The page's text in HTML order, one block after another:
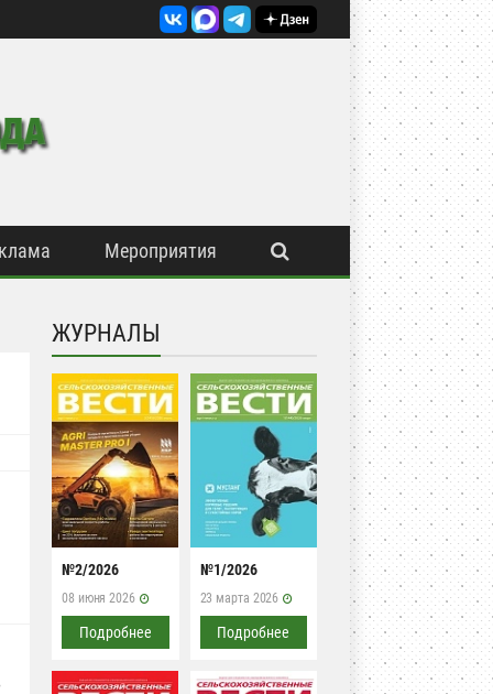
Мероприятия
ЖУРНАЛЫ
№2/2026
08 июня 2026
Подробнее
№1/2026
23 марта 2026
Подробнее